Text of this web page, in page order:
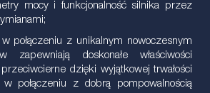
mocy i funkcjonalność silnika przez
połączeniu z unikalnym nowoczesnym
zapewniają doskonałe właściwości
dzięki wyjątkowej trwałości
połączeniu z dobrą pompowalnością